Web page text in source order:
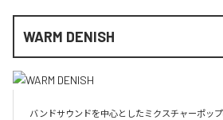
WARM DENISH
バンドサウンドを中心としたミクスチャーポッ